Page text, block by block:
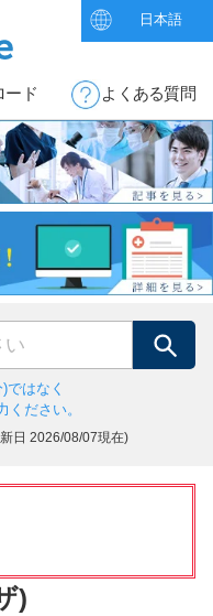
日本語
ード よくある質問
検索
ではなく
ください。
日 2026/08/07現在)
)